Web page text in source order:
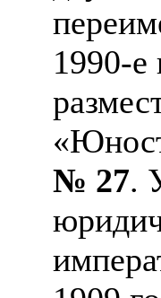
1990-е
№ 27.